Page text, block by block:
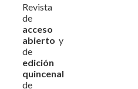
Revista
de
acceso
abierto y
de
edición
quincenal
de